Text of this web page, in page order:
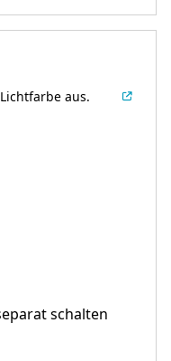
aus.
schalten